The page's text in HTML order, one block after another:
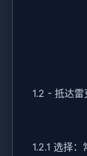
1.2 - 抵达雷
1.2.1 选择